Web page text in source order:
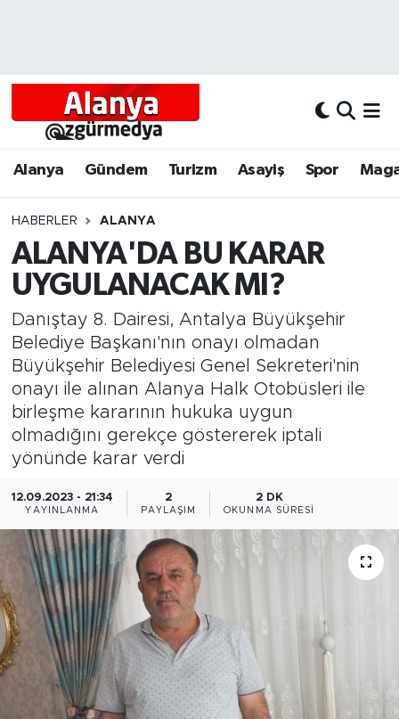
Alanya Gündem Turizm Asayiş Spor
HABERLER ALANYA
ALANYA'DA BU KARAR
UYGULANACAK MI?
Danıştay 8. Dairesi, Antalya Büyükşehir
Belediye Başkanı'nın onayı olmadan
Büyükşehir Belediyesi Genel Sekreteri'nin
onayı ile alınan Alanya Halk Otobüsleri ile
birleşme kararının hukuka uygun
olmadığını gerekçe göstererek iptali
yönünde karar verdi
12.09.2023 - 21:34
YAYINLANMA
2
PAYLAŞIM
2 DK
OKUNMA SÜRESI
Alanyum
Bölgesel
Dünya
Eğitim
Ekonomi
Gazipaşa
İnşaat-Emlak
Kültür-Sanat
Sağlık
Siyaset
Alanya Hava Durumu
Tüm Manşetler
Son Dakika Haberleri
Haber Arşivi